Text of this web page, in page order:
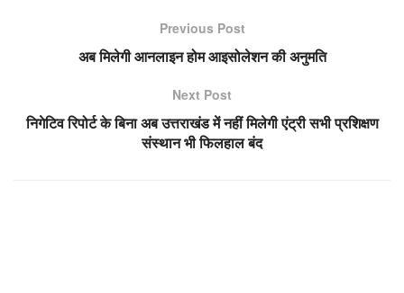
Previous Post
अब मिलेगी आनलाइन होम आइसोलेशन की अनुमति
Next Post
निगेटिव रिपोर्ट के बिना अब उत्तराखंड में नहीं मिलेगी एंट्री सभी प्रशिक्षण
संस्थान भी फिलहाल बंद